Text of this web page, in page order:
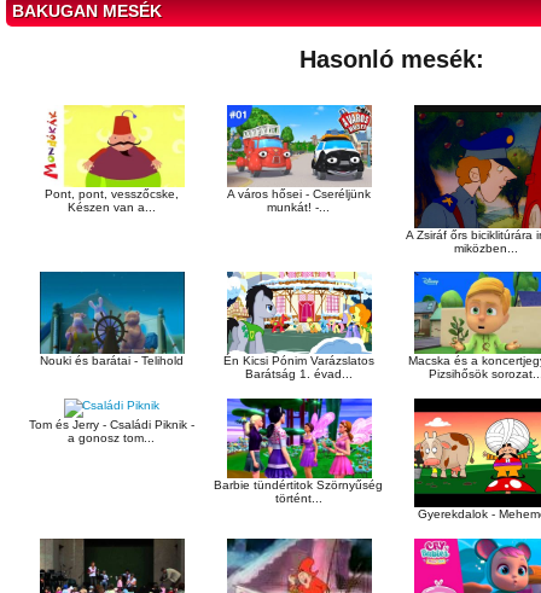
BAKUGAN MESÉK
Hasonló mesék:
Pont, pont, vesszőcske,
Készen van a...
A város hősei - Cseréljünk
munkát! -...
A Zsiráf őrs biciklitúrára
miközben...
Nouki és barátai - Telihold
Én Kicsi Pónim Varázslatos
Barátság 1. évad...
Macska és a
Pizsihősök
Tom és Jerry - Családi Piknik -
a gonosz tom...
Barbie tündértitok Szörnyűség
történt...
Gyerekdalok -